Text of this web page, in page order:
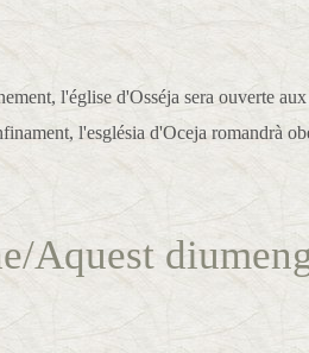
l'église d'Osséja sera ouverte
l'església d'Oceja romandrà
Aquest